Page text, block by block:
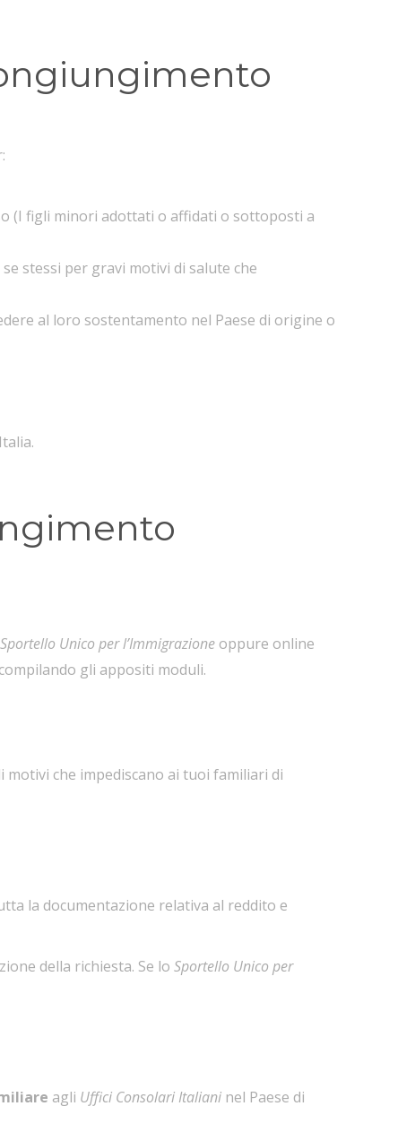
(I figli minori adottati o affidati o sottoposti a
stessi per gravi motivi di salute che
al loro sostentamento nel Paese di origine o
Sportello Unico per l’Immigrazione oppure online
gli appositi moduli.
motivi che impediscano ai tuoi familiari di
la documentazione relativa al reddito e
della richiesta. Se lo Sportello Unico per
agli Uffici Consolari Italiani nel Paese di